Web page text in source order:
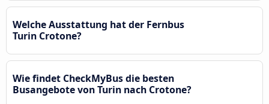
Welche Ausstattung hat der Fernbus
Turin Crotone?
Wie findet CheckMyBus die besten
Busangebote von Turin nach Crotone?